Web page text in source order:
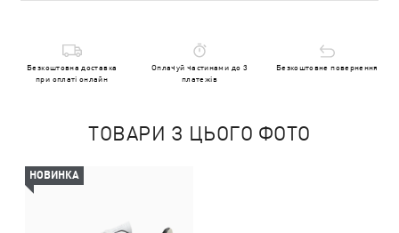
Безкоштовна доставка
при оплаті онлайн
Оплачуй частинами до 3
платежів
Безкоштовне повернення
ТОВАРИ З ЦЬОГО ФОТО
НОВИНКА